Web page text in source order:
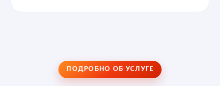
ПОДРОБНО ОБ УСЛУГЕ